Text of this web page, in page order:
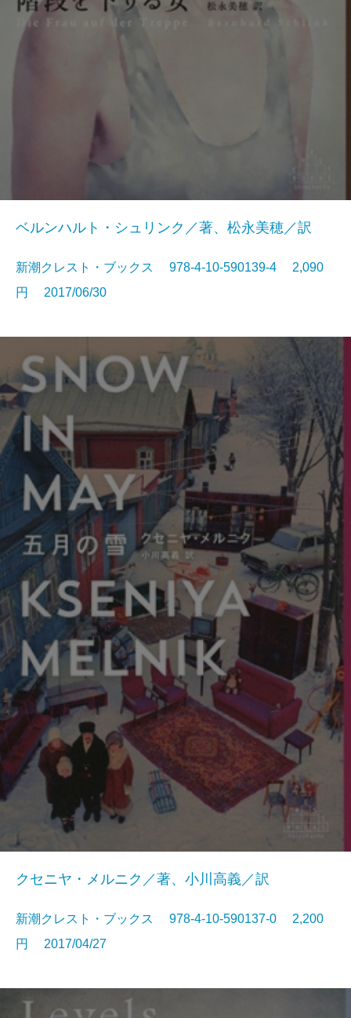
ベルンハルト・シュリンク／著、松永美穂／訳
新潮クレスト・ブックス 978-4-10-590139-4 2,090
円 2017/06/30
クセニヤ・メルニク／著、小川高義／訳
新潮クレスト・ブックス 978-4-10-590137-0 2,200
円 2017/04/27